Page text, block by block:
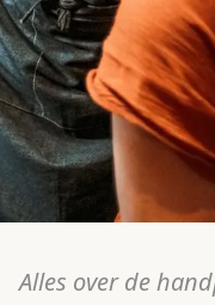
Alles over de